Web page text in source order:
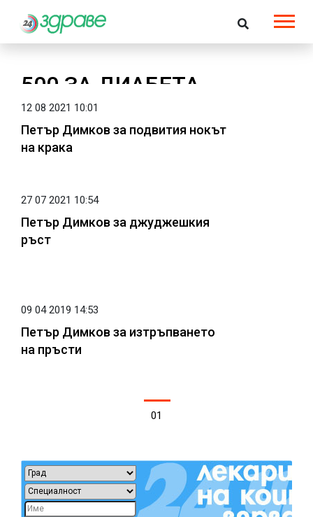
500 ЗА ДИАБЕТА
12 08 2021 10:01
Петър Димков за подвития нокът
на крака
27 07 2021 10:54
Петър Димков за джуджешкия
ръст
09 04 2019 14:53
Петър Димков за изтръпването
на пръсти
01